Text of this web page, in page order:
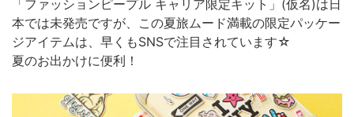
「ファッションピープル キャリア限定キット」(仮名)は日
本では未発売ですが、この夏旅ムード満載の限定パッケー
ジアイテムは、早くもSNSで注目されています☆
夏のお出かけに便利！